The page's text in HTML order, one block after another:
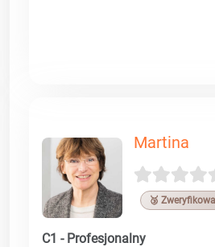
Martina
🥉
C1 - Profesjonalny